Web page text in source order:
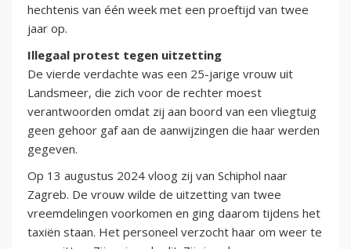
hechtenis van één week met een proeftijd van twee
jaar op.
Illegaal protest tegen uitzetting
De vierde verdachte was een 25-jarige vrouw uit
Landsmeer, die zich voor de rechter moest
verantwoorden omdat zij aan boord van een vliegtuig
geen gehoor gaf aan de aanwijzingen die haar werden
gegeven.
Op 13 augustus 2024 vloog zij van Schiphol naar
Zagreb. De vrouw wilde de uitzetting van twee
vreemdelingen voorkomen en ging daarom tijdens het
taxiën staan. Het personeel verzocht haar om weer te